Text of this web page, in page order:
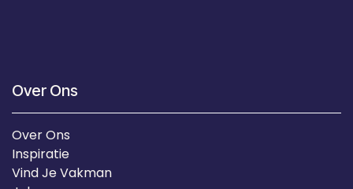
Over Ons
Over Ons
Inspiratie
Vind Je Vakman